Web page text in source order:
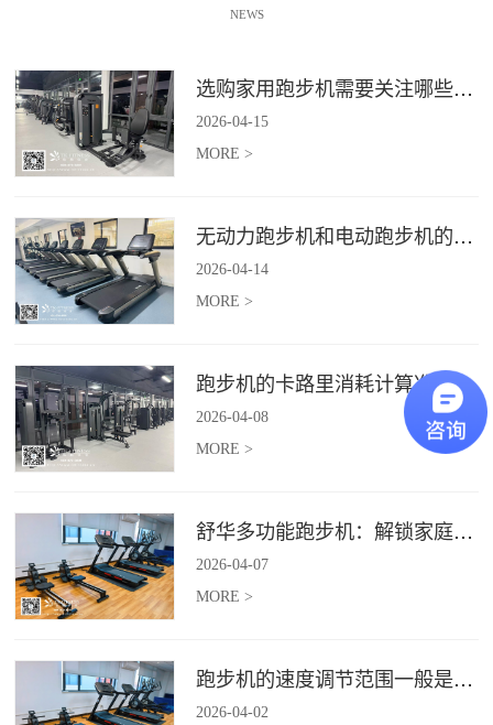
NEWS
选购家用跑步机需要关注哪些核心参数？
2026-04-15
MORE >
无动力跑步机和电动跑步机的区别是什么？
2026-04-14
MORE >
跑步机的卡路里消耗计算准确吗？
2026-04-08
MORE >
舒华多功能跑步机：解锁家庭健身新体验（体楷体育）
2026-04-07
MORE >
跑步机的速度调节范围一般是多少？
2026-04-02